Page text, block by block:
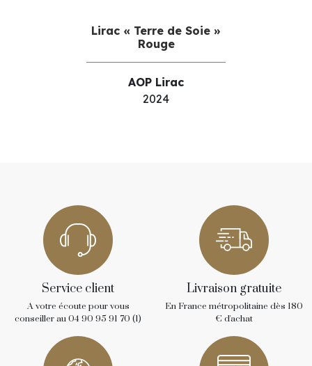
Lirac « Terre de Soie »
Rouge
AOP Lirac
2024
Service client
A votre écoute pour vous
conseiller au 04 90 95 91 70 (1)
Livraison gratuite
En France métropolitaine dès 180
€ d'achat